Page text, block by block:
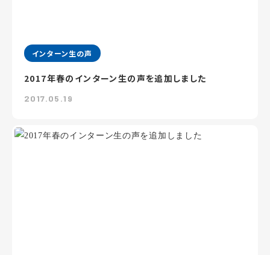
インターン生の声
2017年春のインターン生の声を追加しました
2017.05.19